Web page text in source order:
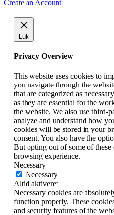
Create an Account
Luk
Privacy Overview
This website uses cookies to
you navigate through the
that are categorized as
as they are essential for the
the website. We also use third-
analyze and understand how
cookies will be stored in your
consent. You also have the
But opting out of some of
browsing experience.
Necessary
Necessary
Altid aktiveret
Necessary cookies are
function properly. These
and security features of the